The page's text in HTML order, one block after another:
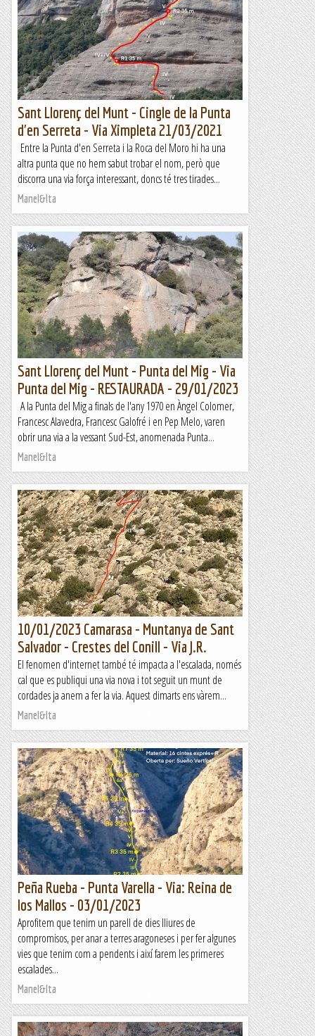
Sant Llorenç del Munt - Cingle de la Punta
d'en Serreta - Via Ximpleta 21/03/2021
Entre la Punta d'en Serreta i la Roca del Moro hi ha una
altra punta que no hem sabut trobar el nom, però que
discorra una via força interessant, doncs té tres tirades...
Manel&Ita
Sant Llorenç del Munt - Punta del Mig - Via
Punta del Mig - RESTAURADA - 29/01/2023
A la Punta del Mig a finals de l'any 1970 en Àngel Colomer,
Francesc Alavedra, Francesc Galofré i en Pep Melo, varen
obrir una via a la vessant Sud-Est, anomenada Punta...
Manel&Ita
10/01/2023 Camarasa - Muntanya de Sant
Salvador - Crestes del Conill - Via J.R.
El fenomen d'internet també té impacta a l'escalada, només
cal que es publiqui una via nova i tot seguit un munt de
cordades ja anem a fer la via. Aquest dimarts ens vàrem...
Manel&Ita
Peña Rueba - Punta Varella - Via: Reina de
los Mallos - 03/01/2023
Aprofitem que tenim un parell de dies lliures de
compromisos, per anar a terres aragoneses i per fer algunes
vies que tenim com a pendents i així farem les primeres
escalades...
Manel&Ita